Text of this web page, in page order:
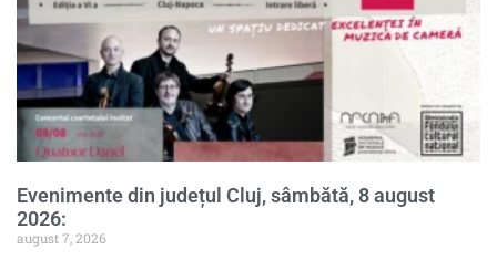
Evenimente din județul Cluj, sâmbătă, 8 august
2026:
august 7, 2026